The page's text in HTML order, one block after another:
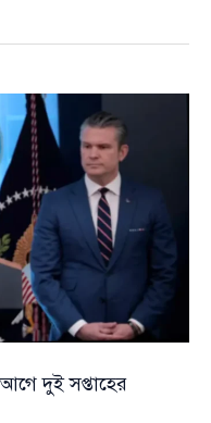
দুই সপ্তাহের